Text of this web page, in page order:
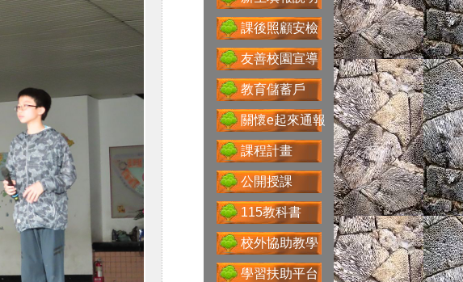
課後照顧安檢
友善校園宣導
教育儲蓄戶
關懷e起來通報
課程計畫
公開授課
115教科書
校外協助教學
學習扶助平台
Google For
Education
性別主流化專區
科技大觀園